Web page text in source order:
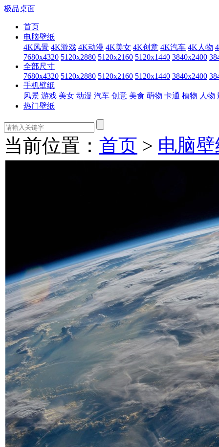
极品桌面
首页
电脑壁纸
4K风景 4K游戏 4K动漫 4K美女 4K创意 4K汽车 4K人物
7680x4320 5120x2880 5120x2160 5120x1440 3840x2400
全部尺寸
7680x4320 5120x2880 5120x2160 5120x1440 3840x2400
手机壁纸
风景 游戏 美女 动漫 汽车 创意 美食 萌物 卡通 植物 人物
热门壁纸
当前位置： 首页 > 电脑